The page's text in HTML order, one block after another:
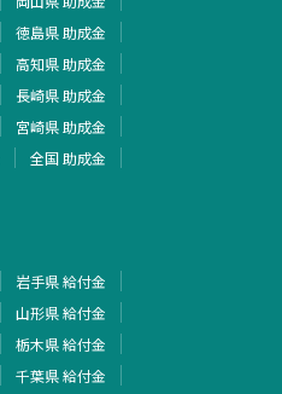
徳島県 助成金
高知県 助成金
長崎県 助成金
宮崎県 助成金
全国 助成金
岩手県 給付金
山形県 給付金
栃木県 給付金
千葉県 給付金